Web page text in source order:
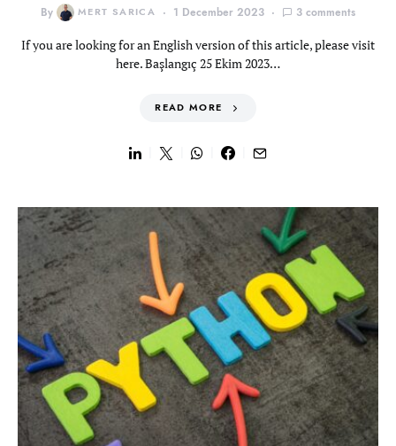
By MERT SARICA 1 December 2023 3 comments
If you are looking for an English version of this article, please visit
here. Başlangıç 25 Ekim 2023…
READ MORE